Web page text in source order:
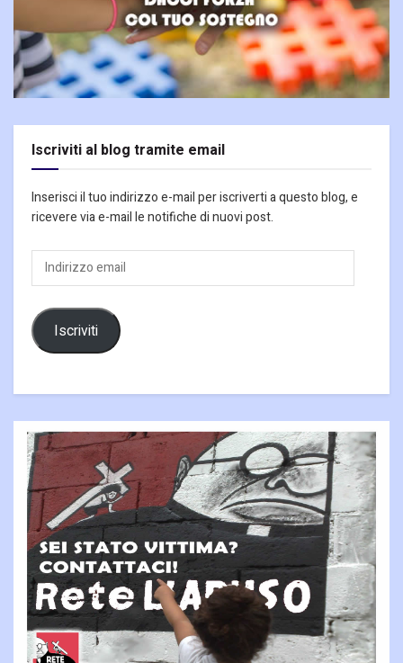
Iscriviti al blog tramite email
Inserisci il tuo indirizzo e-mail per iscriverti a questo blog, e
ricevere via e-mail le notifiche di nuovi post.
Indirizzo
email
Iscriviti